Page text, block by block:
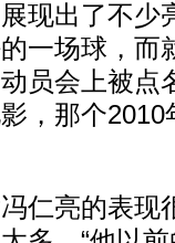
出了不少
一场球，而
员会上被点
，那个2010
亮的表现